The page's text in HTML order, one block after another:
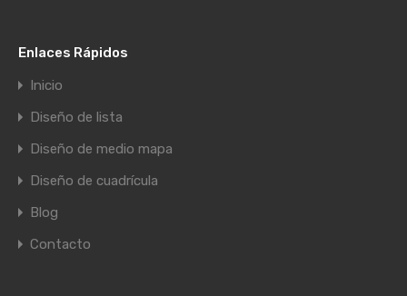
Enlaces Rápidos
Inicio
Diseño de lista
Diseño de medio mapa
Diseño de cuadrícula
Blog
Contacto